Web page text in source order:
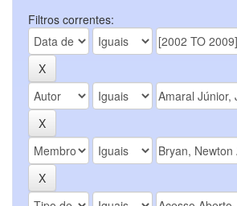
Filtros correntes: